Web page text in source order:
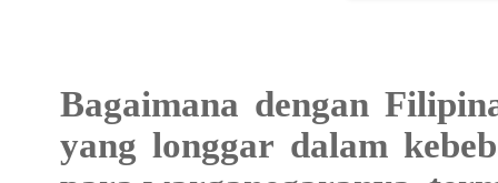
Bagaimana dengan
yang longgar dalam